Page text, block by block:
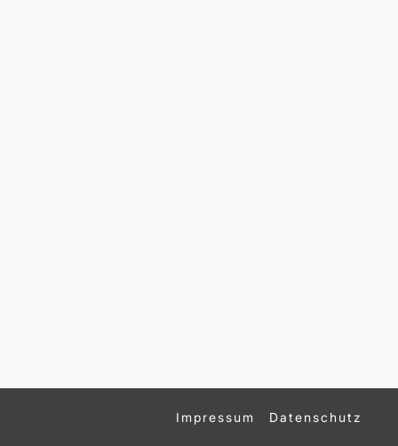
Impressum Datenschutz